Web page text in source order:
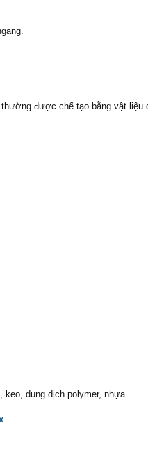
được chế tạo bằng vật liệu
keo, dung dịch polymer, nhựa…